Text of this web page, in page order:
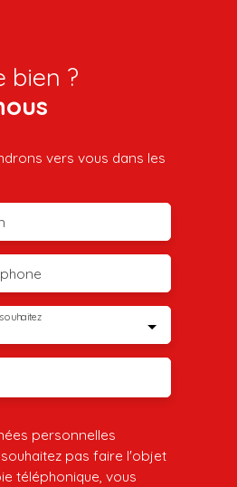
bien ?
vers vous dans les
personnelles
pas faire l'objet
téléphonique, vous